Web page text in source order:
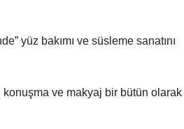
yüz bakımı ve süsleme sanatını
konuşma ve makyaj bir bütün olarak